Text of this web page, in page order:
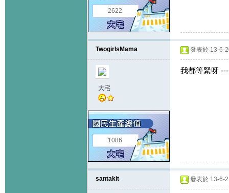
2622
TwogirlsMama
大宅
1086
發表於 13-6-
我都等緊呀
santakit 發表於 13-6-